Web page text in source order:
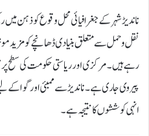
ناندیڑ شہر کے جغرافیائی محل وقوع کو ذہن
نقل و حمل سے متعلق بنیادی ڈھانچے کو
رہے ہیں۔ مرکزی اور ریاستی حکومت کی سطح
پیروی جاری ہے۔ ناندیڑ سے ممبئی اور گوا
انہی کوششوں کا نتیجہ ہے۔